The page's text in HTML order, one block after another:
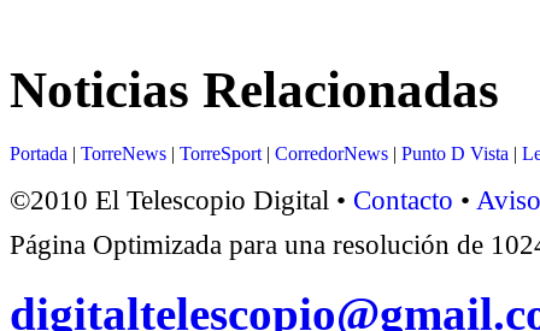
Noticias Relacionadas
Portada | TorreNews | TorreSport | CorredorNews | Punto D Vista |
©2010 El Telescopio Digital • Contacto •
Página Optimizada para una resolución de